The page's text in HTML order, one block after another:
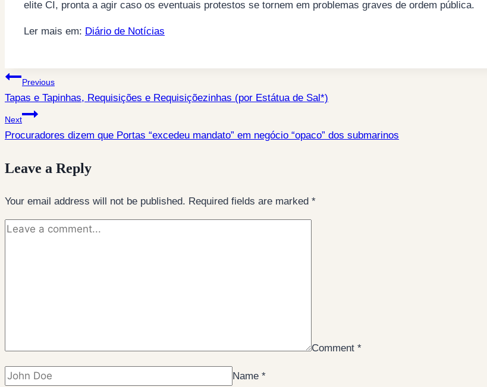
elite CI, pronta a agir caso os eventuais protestos se tornem em problemas graves de ordem pública.
Ler mais em: Diário de Notícias
Post
navigation
Previous
Tapas e Tapinhas, Requisições e Requisiçõezinhas (por Estátua de Sal*)
Next
Procuradores dizem que Portas “excedeu mandato” em negócio “opaco” dos submarinos
Leave a Reply
Your email address will not be published. Required fields are marked *
Comment *
Name *